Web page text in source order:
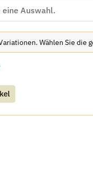
Auswahl.
Wählen Sie die